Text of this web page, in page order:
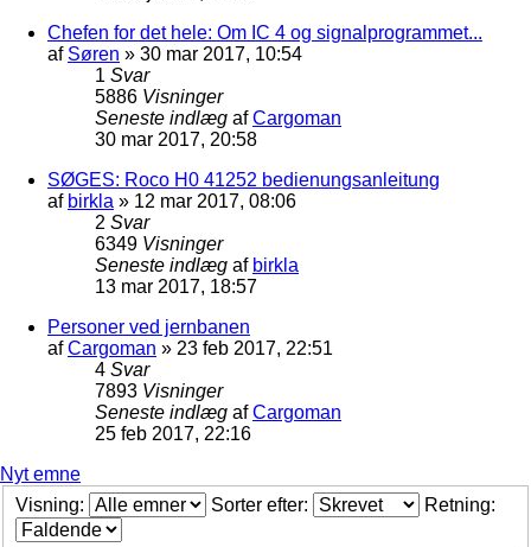
Chefen for det hele: Om IC 4 og signalprogrammet...
af Søren » 30 mar 2017, 10:54
1 Svar
5886 Visninger
Seneste indlæg afCargoman
30 mar 2017, 20:58
SØGES: Roco H0 41252 bedienungsanleitung
af birkla » 12 mar 2017, 08:06
2 Svar
6349 Visninger
Seneste indlæg af birkla
13 mar 2017, 18:57
Personer ved jernbanen
afCargoman » 23 feb 2017, 22:51
4 Svar
7893 Visninger
Seneste indlæg afCargoman
25 feb 2017, 22:16
Nyt emne
Visning:
Sorter efter: Retning: